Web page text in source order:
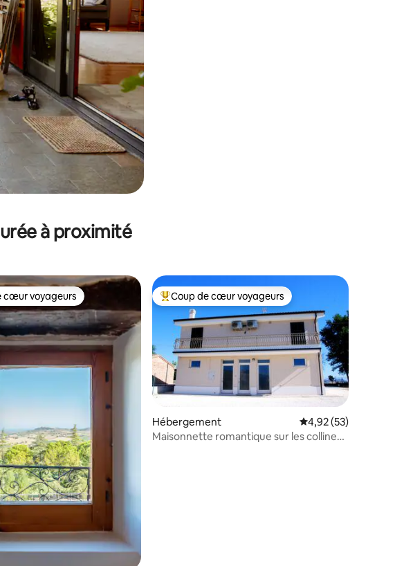
à proximité
la base de 9 commentaires : 4,78 sur 5
voyageurs les plus appréciés
cœur voyageurs Coups de cœur voyageurs les plus appréciés
Coup de cœur voyageurs
Hébergement Évaluation moyenne
4,92 (53)
Maisonnette romantique sur les collines